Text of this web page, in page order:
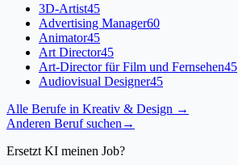
3D-Artist45
Advertising Manager60
Animator45
Art Director45
Art-Director für Film und Fernsehen45
Audiovisual Designer45
Alle Berufe in Kreativ & Design →
Anderen Beruf suchen →
Ersetzt KI meinen Job?